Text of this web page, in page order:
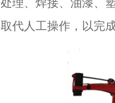
处理、焊接、油漆、
取代人工操作，以完